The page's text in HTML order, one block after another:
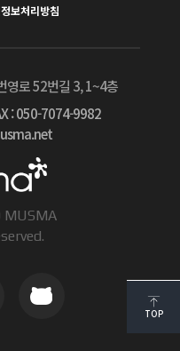
TOP
보처리방침
영로 52번길 3, 1~4층
: 050-7074-9982
MUSMA